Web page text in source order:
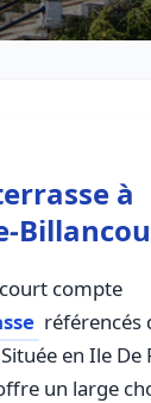
à
compte
référencés
en Ile De
un large